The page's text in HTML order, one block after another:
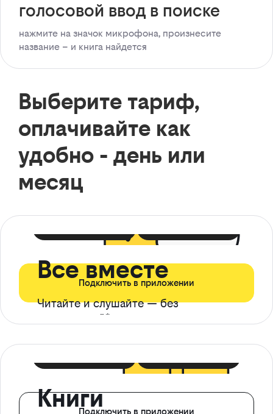
голосовой ввод в поиске
нажмите на значок микрофона, произнесите
название – и книга найдется
Выберите тариф,
оплачивайте как
удобно - день или
месяц
Все вместе
Читайте и слушайте — без
ограничений*
Подключить в приложении
КнигиПодключить в приложении